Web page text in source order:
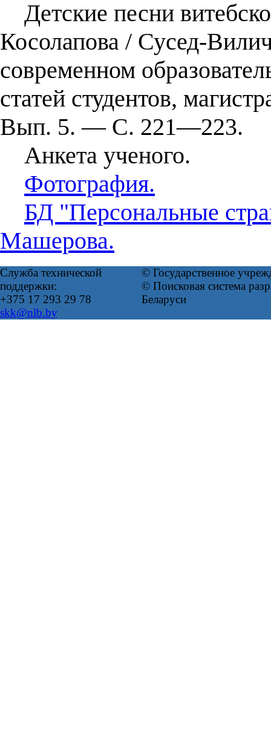
Детские песни
Косолапова / Сусед-
современном
статей студентов,
Вып. 5. ― С. 221―223.
Анкета ученого.
Фотография.
БД "Персональные
Машерова.
Служба технической
поддержки:
+375 17 293 29 78
skk@nlb.by
© Государственное
© Поисковая система
Беларуси